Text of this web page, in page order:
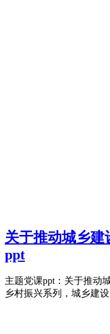
关于推动城乡
ppt
主题党课ppt：关于推动
乡村振兴系列，城乡建设